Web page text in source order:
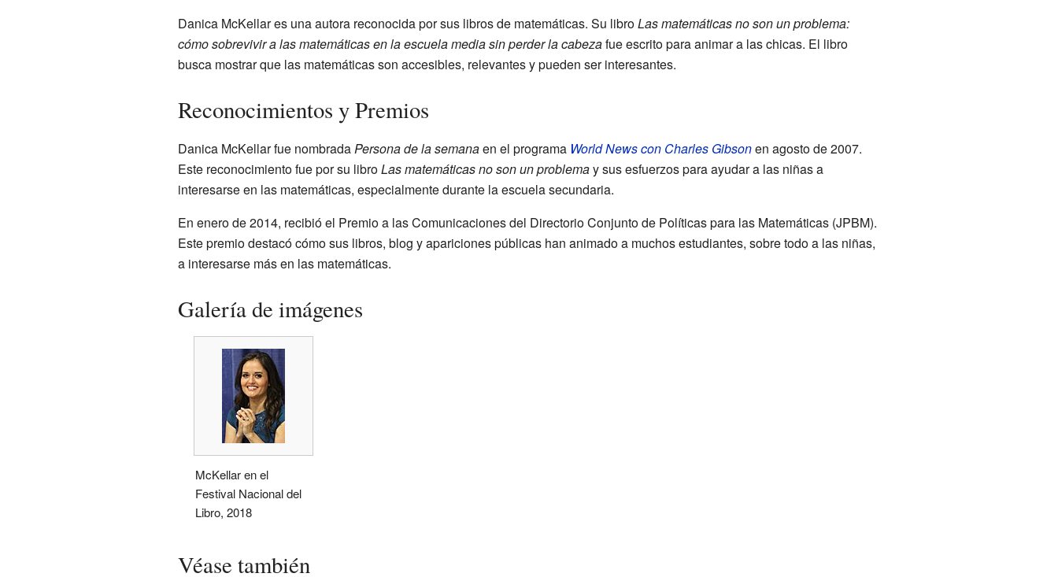
Danica McKellar es una autora reconocida por sus libros de matemáticas. Su libroLas matemáticas no son un problema:
cómo sobrevivir a las matemáticas en la escuela media sin perder la cabezafue escrito para animar a las chicas. El libro
busca mostrar que las matemáticas son accesibles, relevantes y pueden ser interesantes.
Reconocimientos y Premios
Danica McKellar fue nombradaPersona de la semanaen el programa World News con Charles Gibsonen agosto de 2007.
Este reconocimiento fue por su libroLas matemáticas no son un problemay sus esfuerzos para ayudar a las niñas a
interesarse en las matemáticas, especialmente durante la escuela secundaria.
En enero de 2014, recibió el Premio a las Comunicaciones del Directorio Conjunto de Políticas para las Matemáticas (JPBM).
Este premio destacó cómo sus libros, blog y apariciones públicas han animado a muchos estudiantes, sobre todo a las niñas,
a interesarse más en las matemáticas.
Galería de imágenes
McKellar en el
Festival Nacional del
Libro, 2018
Véase también